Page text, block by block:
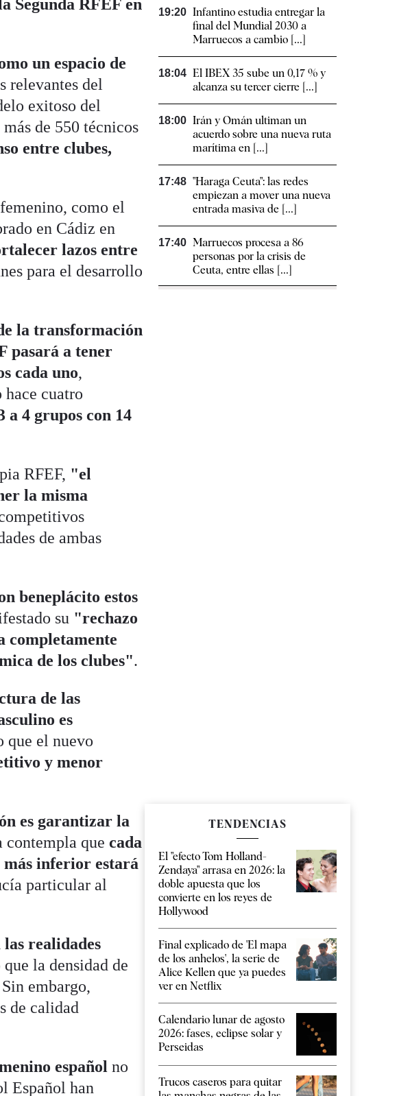
Segunda RFEF en
un espacio de
relevantes del
exitoso del
de 550 técnicos
entre clubes,
como el
en Cádiz en
lazos entre
para el desarrollo
la transformación
pasará a tener
cada uno,
cuatro
a 4 grupos con 14
RFEF, "el
la misma
de ambas
beneplácito estos
su "rechazo
completamente
de los clubes".
de las
es
que el nuevo
y menor
es garantizar la
contempla quecada
inferior estará
particular al
realidades
la densidad de
embargo,
de calidad
español no
Español han
19:20 Infantino estudia entregar la
final del Mundial 2030 a
Marruecos a cambio [...]
18:04 El IBEX 35 sube un 0,17 % y
alcanza su tercer cierre [...]
18:00 Irán y Omán ultiman un
acuerdo sobre una nueva ruta
marítima en [...]
17:48 "Haraga Ceuta": las redes
empiezan a mover una nueva
entrada masiva de [...]
17:40 Marruecos procesa a 86
personas por la crisis de
Ceuta, entre ellas [...]
TENDENCIAS
El "efecto Tom Holland-
Zendaya" arrasa en 2026: la
doble apuesta que los
convierte en los reyes de
Hollywood
Final explicado de 'El mapa
de los anhelos', la serie de
Alice Kellen que ya puedes
ver en Netflix
Calendario lunar de agosto
2026: fases, eclipse solar y
Perseidas
Trucos caseros para quitar